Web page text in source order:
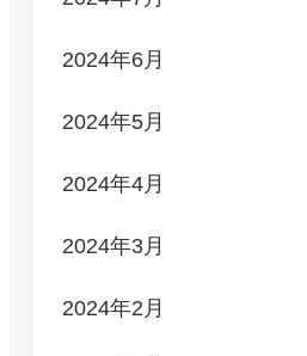
2024年6月
2024年5月
2024年4月
2024年3月
2024年2月